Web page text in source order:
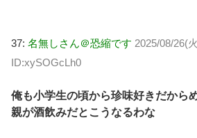
37: 名無しさん＠恐縮です 2025/08/26(
ID:xySOGcLh0
俺も小学生の頃から珍味好きだから
親が酒飲みだとこうなるわな